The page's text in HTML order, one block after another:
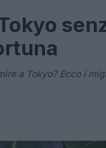
a Tokyo? Ecco i